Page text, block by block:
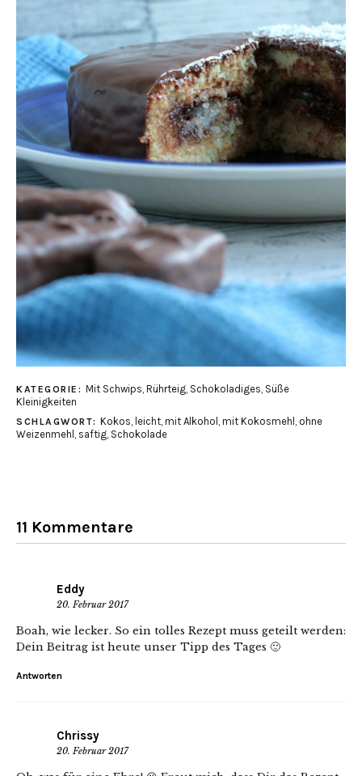
KATEGORIE: Mit Schwips Rührteig, Schokoladiges Süße
Kleinigkeiten
SCHLAGWORT: Kokos leicht mit Alkohol mit Kokosmehl ohne
Weizenmehl saftig Schokolade
11 Kommentare
Eddy
20. Februar 2017
Boah, wie lecker. So ein tolles Rezept muss geteilt werden:
Dein Beitrag ist heute unser Tipp des Tages 🙂
Antworten
Chrissy
20. Februar 2017